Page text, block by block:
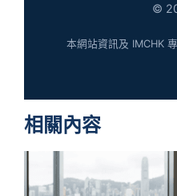
©
本網站資訊及 IMCHK
相關內容